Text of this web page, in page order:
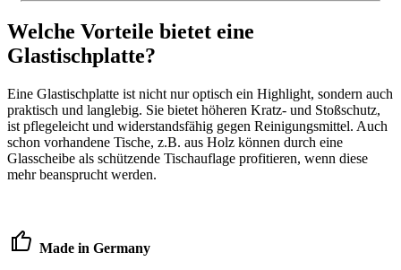
Welche Vorteile bietet eine
Glastischplatte?
Eine Glastischplatte ist nicht nur optisch ein Highlight, sondern auch
praktisch und langlebig. Sie bietet höheren Kratz- und Stoßschutz,
ist pflegeleicht und widerstandsfähig gegen Reinigungsmittel. Auch
schon vorhandene Tische, z.B. aus Holz können durch eine
Glasscheibe als schützende Tischauflage profitieren, wenn diese
mehr beansprucht werden.
Made in Germany